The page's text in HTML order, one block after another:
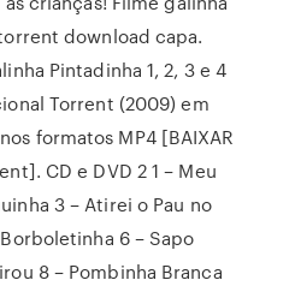
download capa.
Pintadinha 1, 2, 3 e 4
Torrent (2009) em
formatos MP4 [BAIXAR
CD e DVD 2 1 – Meu
3 – Atirei o Pau no
6 – Sapo
8 – Pombinha Branca